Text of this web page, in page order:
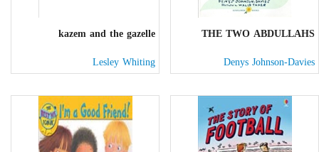
THE TWO ABDULLAHS
Denys Johnson-Davies
kazem and the gazelle
Lesley Whiting